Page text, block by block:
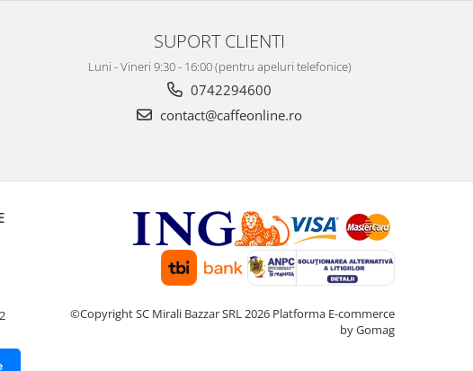
SUPORT CLIENTI
Luni - Vineri 9:30 - 16:00 (pentru apeluri telefonice)
0742294600
contact@caffeonline.ro
©Copyright SC Mirali Bazzar SRL 2026 Platforma E-commerce
by Gomag